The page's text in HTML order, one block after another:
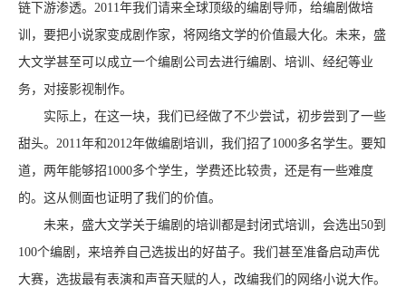
链下游渗透。2011年我们请来全球顶级的编剧导师，给编剧做培
训，要把小说家变成剧作家，将网络文学的价值最大化。未来，盛
大文学甚至可以成立一个编剧公司去进行编剧、培训、经纪等业
务，对接影视制作。
实际上，在这一块，我们已经做了不少尝试，初步尝到了一些
甜头。2011年和2012年做编剧培训，我们招了1000多名学生。要知
道，两年能够招1000多个学生，学费还比较贵，还是有一些难度
的。这从侧面也证明了我们的价值。
未来，盛大文学关于编剧的培训都是封闭式培训，会选出50到
100个编剧，来培养自己选拔出的好苗子。我们甚至准备启动声优
大赛，选拔最有表演和声音天赋的人，改编我们的网络小说大作。